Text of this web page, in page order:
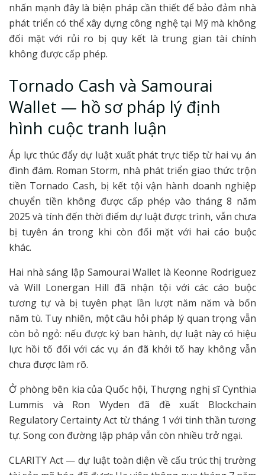
nhấn mạnh đây là biện pháp cần thiết để bảo đảm nhà
phát triển có thể xây dựng công nghệ tại Mỹ mà không
đối mặt với rủi ro bị quy kết là trung gian tài chính
không được cấp phép.
Tornado Cash và Samourai
Wallet — hồ sơ pháp lý định
hình cuộc tranh luận
Áp lực thúc đẩy dự luật xuất phát trực tiếp từ hai vụ án
đình đám. Roman Storm, nhà phát triển giao thức trộn
tiền Tornado Cash, bị kết tội vận hành doanh nghiệp
chuyển tiền không được cấp phép vào tháng 8 năm
2025 và tính đến thời điểm dự luật được trình, vẫn chưa
bị tuyên án trong khi còn đối mặt với hai cáo buộc
khác.
Hai nhà sáng lập Samourai Wallet là Keonne Rodriguez
và Will Lonergan Hill đã nhận tội với các cáo buộc
tương tự và bị tuyên phạt lần lượt năm năm và bốn
năm tù. Tuy nhiên, một câu hỏi pháp lý quan trọng vẫn
còn bỏ ngỏ: nếu được ký ban hành, dự luật này có hiệu
lực hồi tố đối với các vụ án đã khởi tố hay không vẫn
chưa được làm rõ.
Ở phòng bên kia của Quốc hội, Thượng nghị sĩ Cynthia
Lummis và Ron Wyden đã đề xuất Blockchain
Regulatory Certainty Act từ tháng 1 với tinh thần tương
tự. Song con đường lập pháp vẫn còn nhiều trở ngại.
CLARITY Act — dự luật toàn diện về cấu trúc thị trường